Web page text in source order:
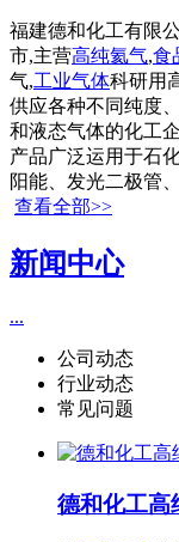
福建德和化工有限
市,主营高纯氦气,食
气,工业气体科研用
供应各种不同纯度
和液态气体的化工
产品广泛运用于石
阳能、发光二极管
查看全部>>
新闻中心
...
公司动态
行业动态
常见问题
德和化工高